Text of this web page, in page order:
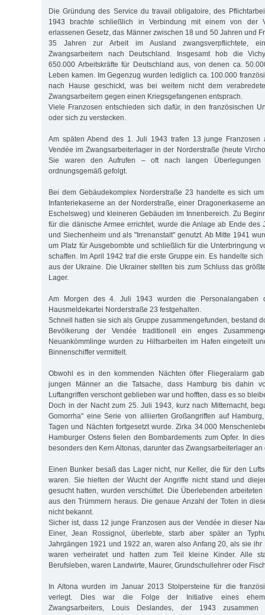
Die Gründung des Service du travail obligatoire, des
1943 brachte schließlich in Verbindung mit einem von der
erlassenen Gesetz, das Männer zwischen 18 und 50 Jahren und
35 Jahren zur Arbeit im Ausland zwangsverpflichtete,
Zwangsarbeitern nach Deutschland. Insgesamt hob die
650.000 Arbeitskräfte für Deutschland aus, von denen ca.
Leben kamen. Im Gegenzug wurden lediglich ca. 100.000
nach Hause geschickt, was bei weitem nicht dem
Zwangsarbeitern gegen einen Kriegsgefangenen entsprach.
Viele Franzosen entschieden sich dafür, in den französischen
oder sich zu verstecken.
Am späten Abend des 1. Juli 1943 trafen 13 junge Franzosen
Vendée im Zwangsarbeiterlager in der Norderstraße (heute
Sie waren den Aufrufen – oft nach langen Überlegungen
ordnungsgemäß gefolgt.
Bei dem Gebäudekomplex Norderstraße 23 handelte es sich
Infanteriekaserne an der Norderstraße, einer Dragonerkaserne
Eschelsweg) und kleineren Gebäuden im Innenbereich. Zu
für die dänische Armee errichtet, wurde die Anlage ab Ende des
und Siechenheim und als "Irrenanstalt" genutzt. Ab Mitte 1941
um Platz für Ausgebombte und schließlich für die Unterbringung
schaffen. Im April 1942 traf die erste Gruppe ein. Es handelte
aus der Ukraine. Die Ukrainer stellten bis zum Schluss das
Lager.
Am Morgen des 4. Juli 1943 wurden die Personalangaben
Hausmeldekartei Norderstraße 23 festgehalten.
Schnell hatten sie sich als Gruppe zusammengefunden, bestand
Bevölkerung der Vendée traditionell ein enges
Neuankömmlinge wurden zu Hilfsarbeiten im Hafen eingeteilt
Binnenschiffer vermittelt.
Obwohl es in den kommenden Nächten öfter Fliegeralarm
jungen Männer an die Tatsache, dass Hamburg bis dahin
Luftangriffen verschont geblieben war und hofften, dass es so
Doch in der Nacht zum 25. Juli 1943, kurz nach Mitternacht,
Gomorrha" eine Serie von alliierten Großangriffen auf
Tagen und Nächten fortgesetzt wurde. Zirka 34.000
Hamburger Ostens fielen den Bombardements zum Opfer. In
besonders den Kern Altonas, darunter das Zwangsarbeiterlager
Einen Bunker besaß das Lager nicht, nur Keller, die für den
waren. Sie hielten der Wucht der Angriffe nicht stand und
gesucht hatten, wurden verschüttet. Die Überlebenden
aus den Trümmern heraus. Die genaue Anzahl der Toten in
nicht bekannt.
Sicher ist, dass 12 junge Franzosen aus der Vendée in dieser
Einer, Jean Rossignol, überlebte, starb aber später an
Jahrgängen 1921 und 1922 an, waren also Anfang 20, als sie ihr
waren verheiratet und hatten zum Teil kleine Kinder. Alle
Berufsleben, waren Landwirte, Maurer, Grundschullehrer oder
In Altona wurden im Januar 2013 Stolpersteine für die
verlegt. Dies war die Folge der Initiative eines
Zwangsarbeiters, Louis Deslandes, der 1943